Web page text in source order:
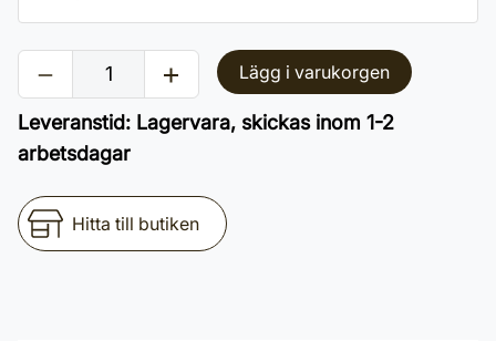
Lägg i varukorgen
Leveranstid: Lagervara, skickas inom 1-2
arbetsdagar
Hitta till butiken